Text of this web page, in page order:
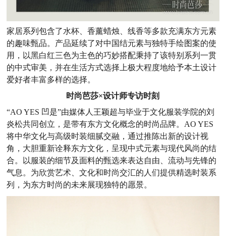
家居系列包含了水杯、香薰蜡烛、线香等多款充满东方元素
的趣味甄品。产品延续了对中国结元素与独特手绘图案的使
用，以黑白红三色为主色的巧妙搭配秉持了该特别系列一贯
的中式审美，并在生活方式选择上极大程度地给予本土设计
爱好者丰富多样的选择。
时尚芭莎×设计师专访时刻
“AO YES 凹是”由媒体人王颖超与毕业于文化服装学院的刘
炎松共同创立，是带有东方文化概念的时尚品牌。AO YES
将中华文化与高级时装细腻交融，通过推陈出新的设计视
角，大胆重新诠释东方文化，呈现中式元素与现代风尚的结
合。以服装的细节及面料的甄选来表达自由、流动与先锋的
气息。为欣赏艺术、文化和时尚交汇的人们提供精选时装系
列，为东方时尚的未来展现独特的愿景。